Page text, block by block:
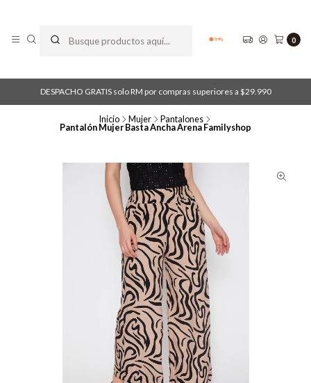
0
DESPACHO GRATIS solo RM por compras superiores a $29.990
Inicio Mujer Pantalones
Pantalón Mujer Basta Ancha Arena Familyshop